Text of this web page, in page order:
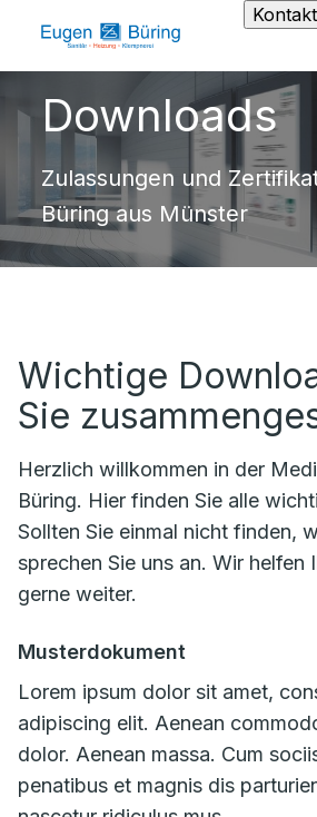
Downloads
Zulassungen und
Büring aus Münster
Wichtige
Sie
Herzlich willkommen in der
Büring. Hier finden Sie alle
Sollten Sie einmal nicht finden,
sprechen Sie uns an. Wir helfen
gerne weiter.
Musterdokument
Lorem ipsum dolor sit amet,
adipiscing elit. Aenean
dolor. Aenean massa. Cum
penatibus et magnis dis